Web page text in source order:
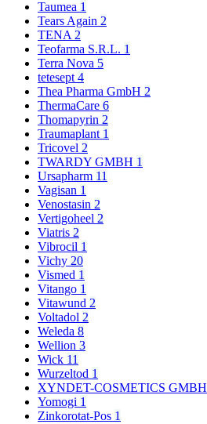
Taumea 1
Tears Again 2
TENA 2
Teofarma S.R.L. 1
Terra Nova 5
tetesept 4
Thea Pharma GmbH 2
ThermaCare 6
Thomapyrin 2
Traumaplant 1
Tricovel 2
TWARDY GMBH 1
Ursapharm 11
Vagisan 1
Venostasin 2
Vertigoheel 2
Viatris 2
Vibrocil 1
Vichy 20
Vismed 1
Vitango 1
Vitawund 2
Voltadol 2
Weleda 8
Wellion 3
Wick 11
Wurzeltod 1
XYNDET-COSMETICS GMBH
Yomogi 1
Zinkorotat-Pos 1